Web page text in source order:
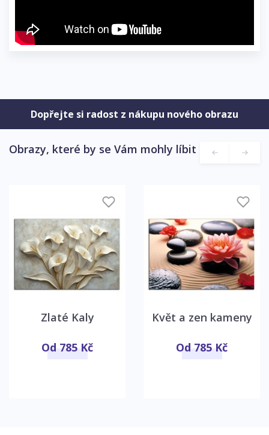
Dopřejte si radost z nákupu nového obrazu
Obrazy, které by se Vám mohly líbit
Zlaté Kaly
Od 785 Kč
Květ a zen kameny
Od 785 Kč